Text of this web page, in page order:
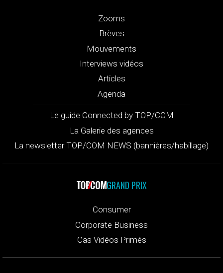
Zooms
Brèves
Mouvements
Interviews vidéos
Articles
Agenda
Le guide Connected by TOP/COM
La Galerie des agences
La newsletter TOP/COM NEWS (bannières/habillage)
GRAND PRIX
Consumer
Corporate Business
Cas Vidéos Primés